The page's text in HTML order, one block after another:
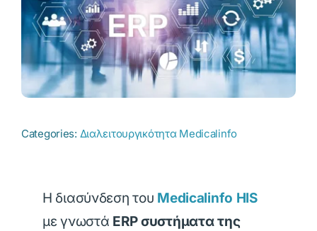
Categories: Διαλειτουργικότητα Medicalinfo
Η διασύνδεση του Medicalinfo HIS
με γνωστά ERP συστήματα της